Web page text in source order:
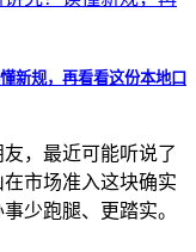
新规，再看看这份本地口
，最近可能听说了
市场准入这块确实
少跑腿、更踏实。